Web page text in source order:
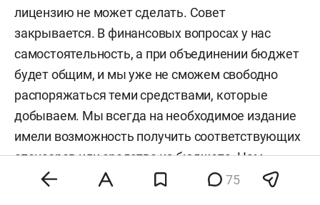
лицензию не может сделать. Совет
закрывается. В финансовых вопросах у нас
самостоятельность, а при объединении бюджет
будет общим, и мы уже не сможем свободно
распоряжаться теми средствами, которые
добываем. Мы всегда на необходимое издание
имели возможность получить соответствующих
спонсоров или средства из бюджета. Нам
неинтересно, чтобы кто-то распоряжался
75